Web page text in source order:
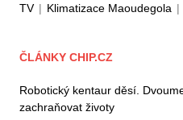
TV | Klimatizace Maoudegola |
ČLÁNKY CHIP.CZ
Robotický kentaur děsí.
zachraňovat životy